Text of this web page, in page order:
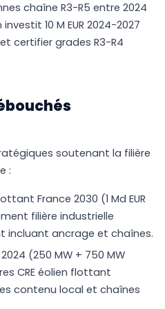
chaîne R3-R5 entre 2024
10 M EUR 2024-2027
certifier grades R3-R4
soutenant la filière
:
France 2030 (1 Md EUR
filière industrielle
incluant ancrage et chaînes.
(250 MW + 750 MW
CRE éolien flottant
contenu local et chaînes